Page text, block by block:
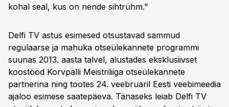
kohal seal, kus on nende sihtrühm."
Delfi TV astus esimesed otsustavad sammud
regulaarse ja mahuka otseülekannete programmi
suunas 2013. aasta talvel, alustades eksklusiivset
koostööd Korvpalli Meistriliiga otseülekannete
partnerina ning tootes 24. veebruaril Eesti veebimeedia
ajaloo esimese saatepäeva. Tänaseks leiab Delfi TV